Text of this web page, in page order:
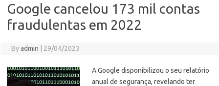
Google cancelou 173 mil contas
fraudulentas em 2022
Byadmin 29/04/2023
A Google disponibilizou o seu relatório
anual de segurança, revelando ter